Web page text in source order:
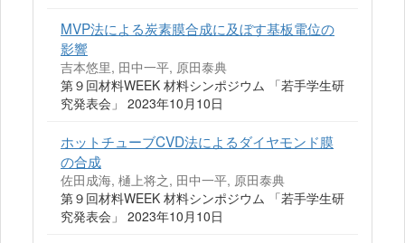
MVP法による炭素膜合成に及ぼす基板電位の
影響
吉本悠里, 田中一平, 原田泰典
第９回材料WEEK 材料シンポジウム 「若手学生研
究発表会」 2023年10月10日
ホットチューブCVD法によるダイヤモンド膜
の合成
佐田成海, 樋上将之, 田中一平, 原田泰典
第９回材料WEEK 材料シンポジウム 「若手学生研
究発表会」 2023年10月10日